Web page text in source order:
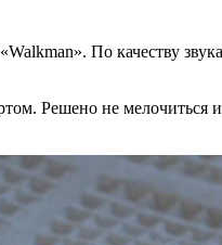
По качеству
Решено не мелочиться